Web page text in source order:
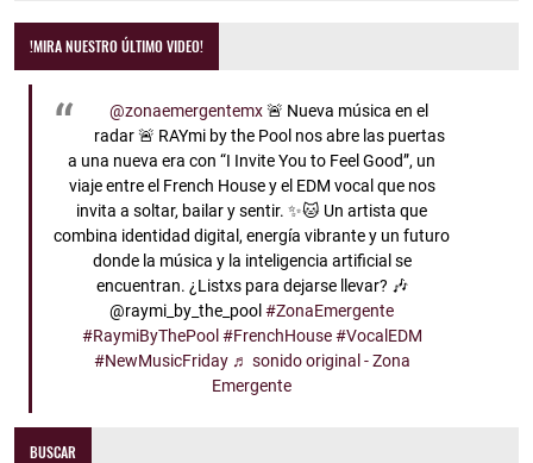
!MIRA NUESTRO ÚLTIMO VIDEO!
@zonaemergentemx🚨 Nueva música en el
radar 🚨 RAYmi by the Pool nos abre las puertas
a una nueva era con “I Invite You to Feel Good”, un
viaje entre el French House y el EDM vocal que nos
invita a soltar, bailar y sentir. ✨🐱 Un artista que
combina identidad digital, energía vibrante y un futuro
donde la música y la inteligencia artificial se
encuentran. ¿Listxs para dejarse llevar? 🎶
@raymi_by_the_pool#ZonaEmergente
#RaymiByThePool #FrenchHouse #VocalEDM
#NewMusicFriday ♬ sonido original - Zona
Emergente
BUSCAR